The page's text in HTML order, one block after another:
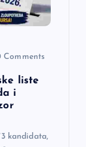
Comments
liste
i
kandidata,